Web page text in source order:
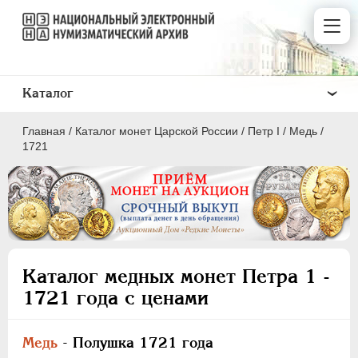
Главная / Каталог монет Царской России / Пeтр I / Медь /
1721
Каталог медных монет Петра 1 -
1721 года с ценами
Медь - Полушка 1721 года
Каталог
ПEТР I 1699 - 1725
ПЕТР II 1727-1729
АННА ИОАННОВНА 1730-1740
ЕЛИЗАВЕТА 1741-1762